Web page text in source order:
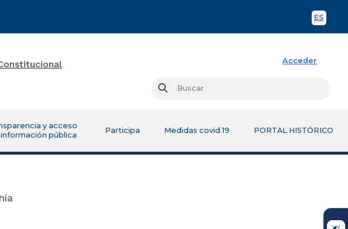
ES
Acceder
Buscar
y acceso
información pública
Participa Medidas covid 19 PORTAL HISTÓRICO